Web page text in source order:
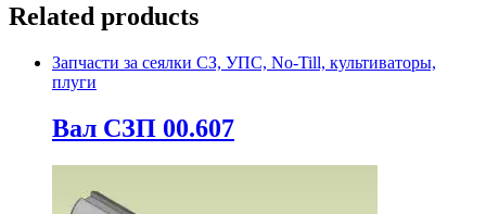
Related products
Запчасти за сеялки СЗ, УПС, No-Till, культиваторы,
плуги
Вал СЗП 00.607